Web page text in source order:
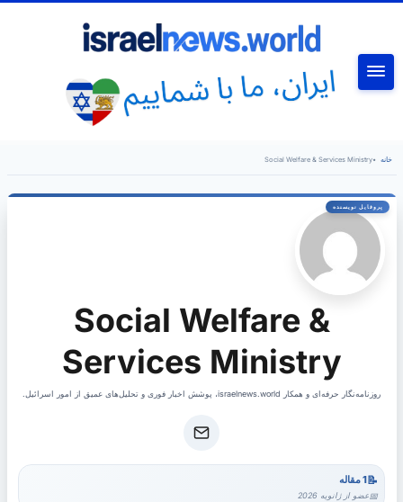
خانه •
Social Welfare & Services Ministry
Social Welfare &
Services Ministry
روزنامه‌نگار حرفه‌ای و همکار israelnews.world، پوشش اخبار فوری و تحلیل‌های عمیق از امور اسرائیل.
1 مقاله
عضو از ژانویه 2026